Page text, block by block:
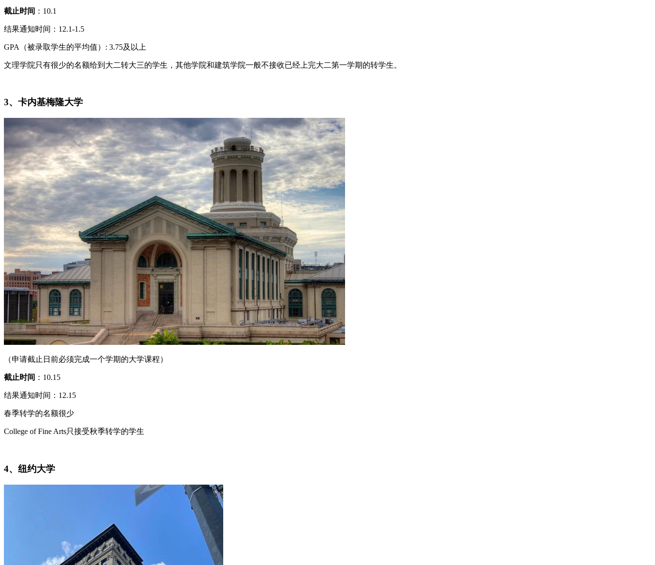
截止时间 ：10.1
结果通知时间：12.1-1.5
GPA（被录取学生的平均值）: 3.75及以上
文理学院只有很少的名额给到大二转大三的学生，其他学院和建筑学院一般不接收已经上完大二第一学期的转学生。
3、卡内基梅隆大学
（申请截止日前必须完成一个学期的大学课程）
截止时间 ：10.15
结果通知时间：12.15
春季转学的名额很少
College of Fine Arts只接受秋季转学的学生
4、纽约大学